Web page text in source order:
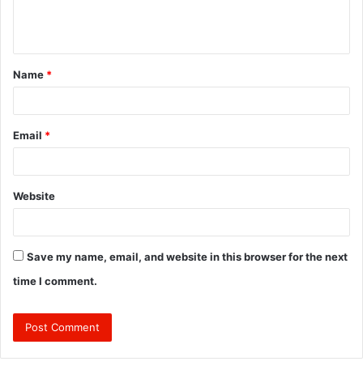
t
*
Name *
Email *
Website
Save my name, email, and website in this browser for the next
time I comment.